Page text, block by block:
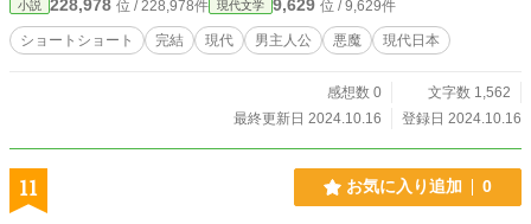
小説 228,978 位 / 228,978件 現代文学 9,629 位 / 9,629件
ショートショート 完結 現代 男主人公 悪魔 現代日本
感想数 0
文字数 1,562
最終更新日 2024.10.16
登録日 2024.10.16
11 お気に入り追加 0